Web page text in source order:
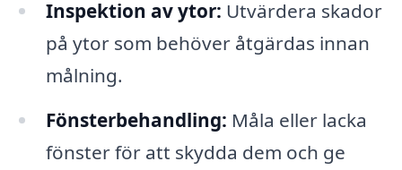
Inspektion av ytor: Utvärdera skador
på ytor som behöver åtgärdas innan
målning.
Fönsterbehandling: Måla eller lacka
fönster för att skydda dem och ge